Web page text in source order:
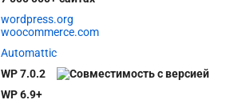
wordpress.org
woocommerce.com
Automattic
WP 7.0.2
WP 6.9+